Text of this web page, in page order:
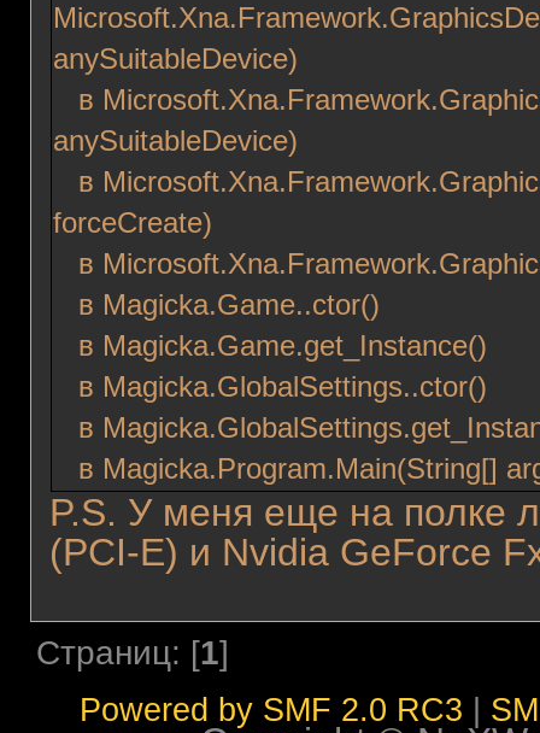
anySuitableDevice)
в
anySuitableDevice)
в
forceCreate)
в
в Magicka.Game..ctor()
в Magicka.Game.get_Instance()
в Magicka.GlobalSettings..ctor()
в
в Magicka.Program.Main(String[]
P.S. У меня еще на полке
(PCI-E) и Nvidia GeForce
Страниц: [1]
Powered by SMF 2.0 RC3